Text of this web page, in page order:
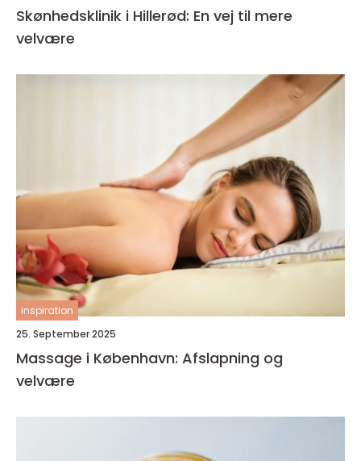
Skønhedsklinik i Hillerød: En vej til mere
velvære
inspiration
25. September 2025
Massage i København: Afslapning og
velvære